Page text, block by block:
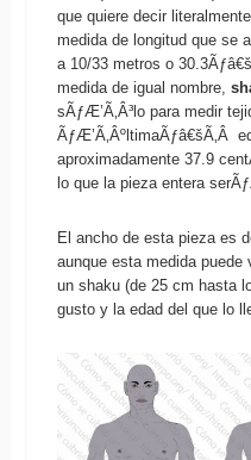
que quiere decir
medida de longitud que se
a 10/33 metros o
medida de igual nombre,
sÃƒÆ’Ã‚Â³lo para medir
ÃƒÆ’Ã‚ÂºltimaÃƒâ€šÃ‚Â
aproximadamente 37.9
lo que la pieza entera
El ancho de esta pieza es
aunque esta medida puede
un shaku (de 25 cm hasta
gusto y la edad del que lo